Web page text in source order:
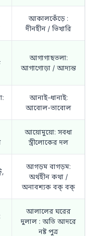
আকালকেঁড়ে :
দীনহীন / ভিখারি
আগাগাছতলা:
আগাগোড়া / আদ্যন্ত
আনাই-ধানাই:
আবোল-তাবোল
আয়োমুয়ো: সবধা
স্ত্রীলোকের দল
আগড়ম বাগড়ম:
অর্থহীন কথা /
অনাবশ্যক বক্ বক্
আলালের ঘরের
দুলাল : অতি আদরে
নষ্ট পুত্র